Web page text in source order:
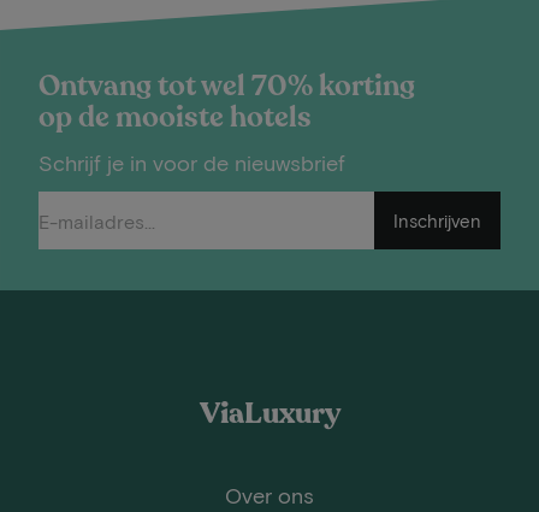
Ontvang tot wel 70% korting
op de mooiste hotels
Schrijf je in voor de nieuwsbrief
Inschrijven
ViaLuxury
Over ons